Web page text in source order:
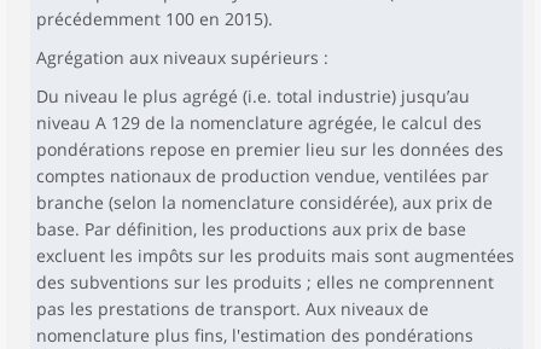
précédemment 100 en 2015).
Agrégation aux niveaux supérieurs :
Du niveau le plus agrégé (i.e. total industrie) jusqu’au
niveau A 129 de la nomenclature agrégée, le calcul des
pondérations repose en premier lieu sur les données des
comptes nationaux de production vendue, ventilées par
branche (selon la nomenclature considérée), aux prix de
base. Par définition, les productions aux prix de base
excluent les impôts sur les produits mais sont augmentées
des subventions sur les produits ; elles ne comprennent
pas les prestations de transport. Aux niveaux de
nomenclature plus fins, l'estimation des pondérations